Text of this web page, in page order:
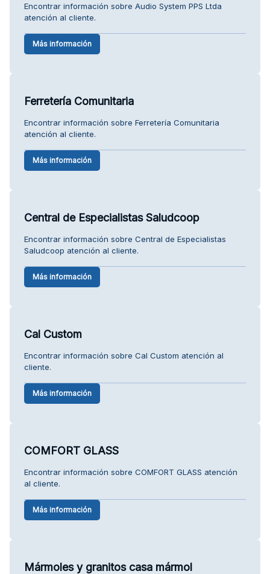
Encontrar información sobre Audio System PPS Ltda
atención al cliente.
Más información
Ferretería Comunitaria
Encontrar información sobre Ferretería Comunitaria
atención al cliente.
Más información
Central de Especialistas Saludcoop
Encontrar información sobre Central de Especialistas
Saludcoop atención al cliente.
Más información
Cal Custom
Encontrar información sobre Cal Custom atención al
cliente.
Más información
COMFORT GLASS
Encontrar información sobre COMFORT GLASS atención
al cliente.
Más información
Mármoles y granitos casa mármol